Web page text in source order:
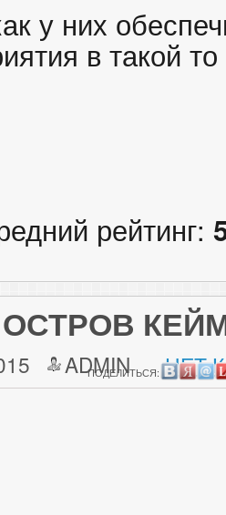
у них
в такой
рейтинг:
ADMIN НЕТ
ПОДЕЛИТЬСЯ: